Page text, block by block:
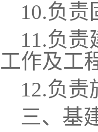
10.负责
11.负责
工作及工
12.负责
三、基